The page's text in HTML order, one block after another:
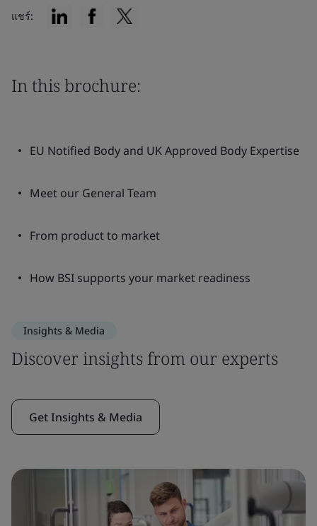
แชร์:
In this brochure:
EU Notified Body and UK Approved Body Expertise
Meet our General Team
From product to market
How BSI supports your market readiness
Insights & Media
Discover insights from our experts
Get Insights & Media